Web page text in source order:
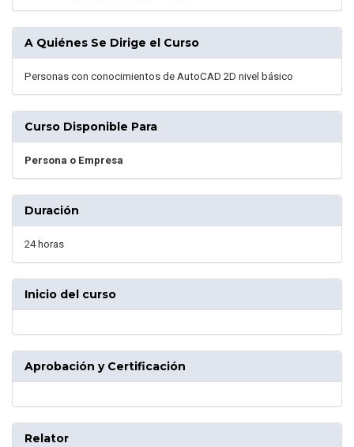
A Quiénes Se Dirige el Curso
Personas con conocimientos de AutoCAD 2D nivel básico
Curso Disponible Para
Persona o Empresa
Duración
24 horas
Inicio del curso
Aprobación y Certificación
Relator